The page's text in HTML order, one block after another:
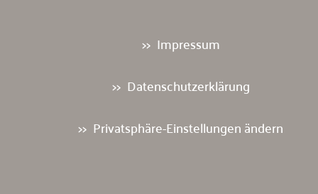
Impressum
Datenschutzerklärung
Privatsphäre-Einstellungen ändern